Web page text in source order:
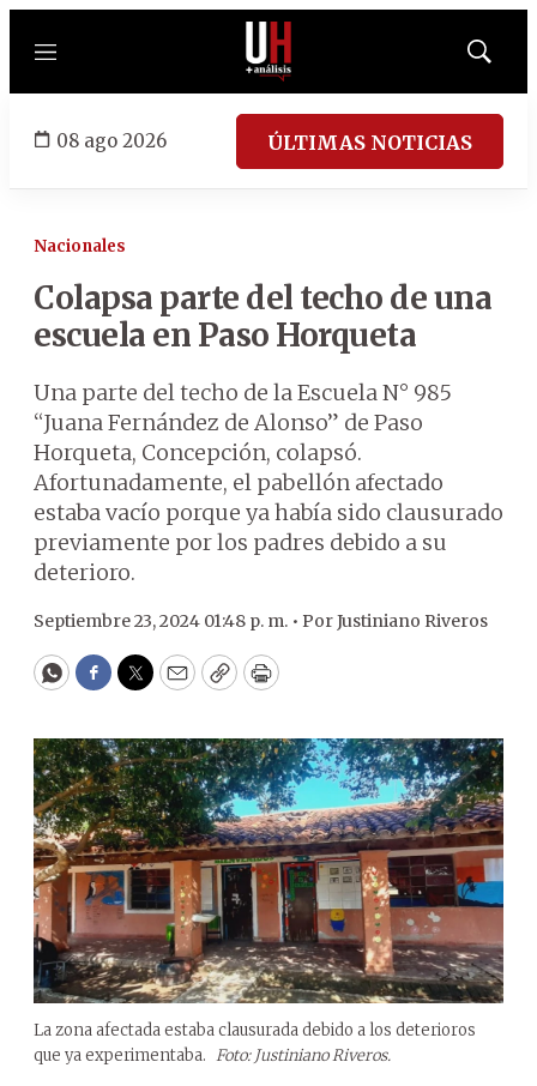
Menú
Mostrar
08 ago 2026 ÚLTIMAS NOTICIAS
Nacionales
Colapsa parte del techo de una
escuela en Paso Horqueta
Una parte del techo de la Escuela N° 985
“Juana Fernández de Alonso” de Paso
Horqueta, Concepción, colapsó.
Afortunadamente, el pabellón afectado
estaba vacío porque ya había sido clausurado
previamente por los padres debido a su
deterioro.
Septiembre 23, 2024 01:48 p. m. • PorJustiniano Riveros
WhatsApp
Facebook
Twitter
EmailCopyPrint
La zona afectada estaba clausurada debido a los deterioros
que ya experimentaba. Foto: Justiniano Riveros.